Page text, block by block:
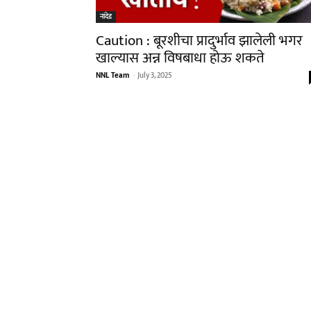
नांदेड
Caution : बूरशीचा प्रादुर्भाव झालेली भगर
खाल्यास अन्न विषबाधा होऊ शकते
NNL Team - July 3, 2025